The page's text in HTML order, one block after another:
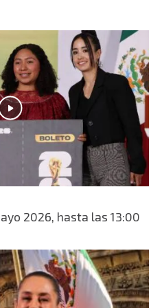
2026, hasta las 13:00